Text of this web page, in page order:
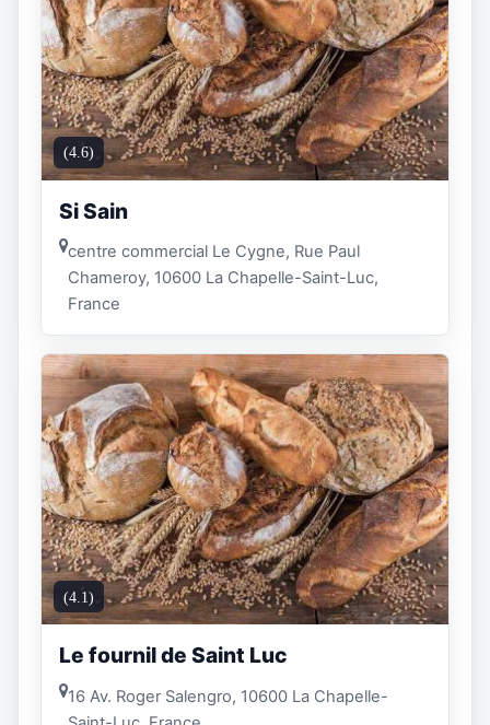
(4.6)
Si Sain
centre commercial Le Cygne, Rue Paul
Chameroy, 10600 La Chapelle-Saint-Luc,
France
(4.1)
Le fournil de Saint Luc
16 Av. Roger Salengro, 10600 La Chapelle-